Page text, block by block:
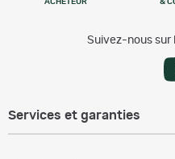
ACHETEUR
&
Suivez-nous sur
Services et garanties